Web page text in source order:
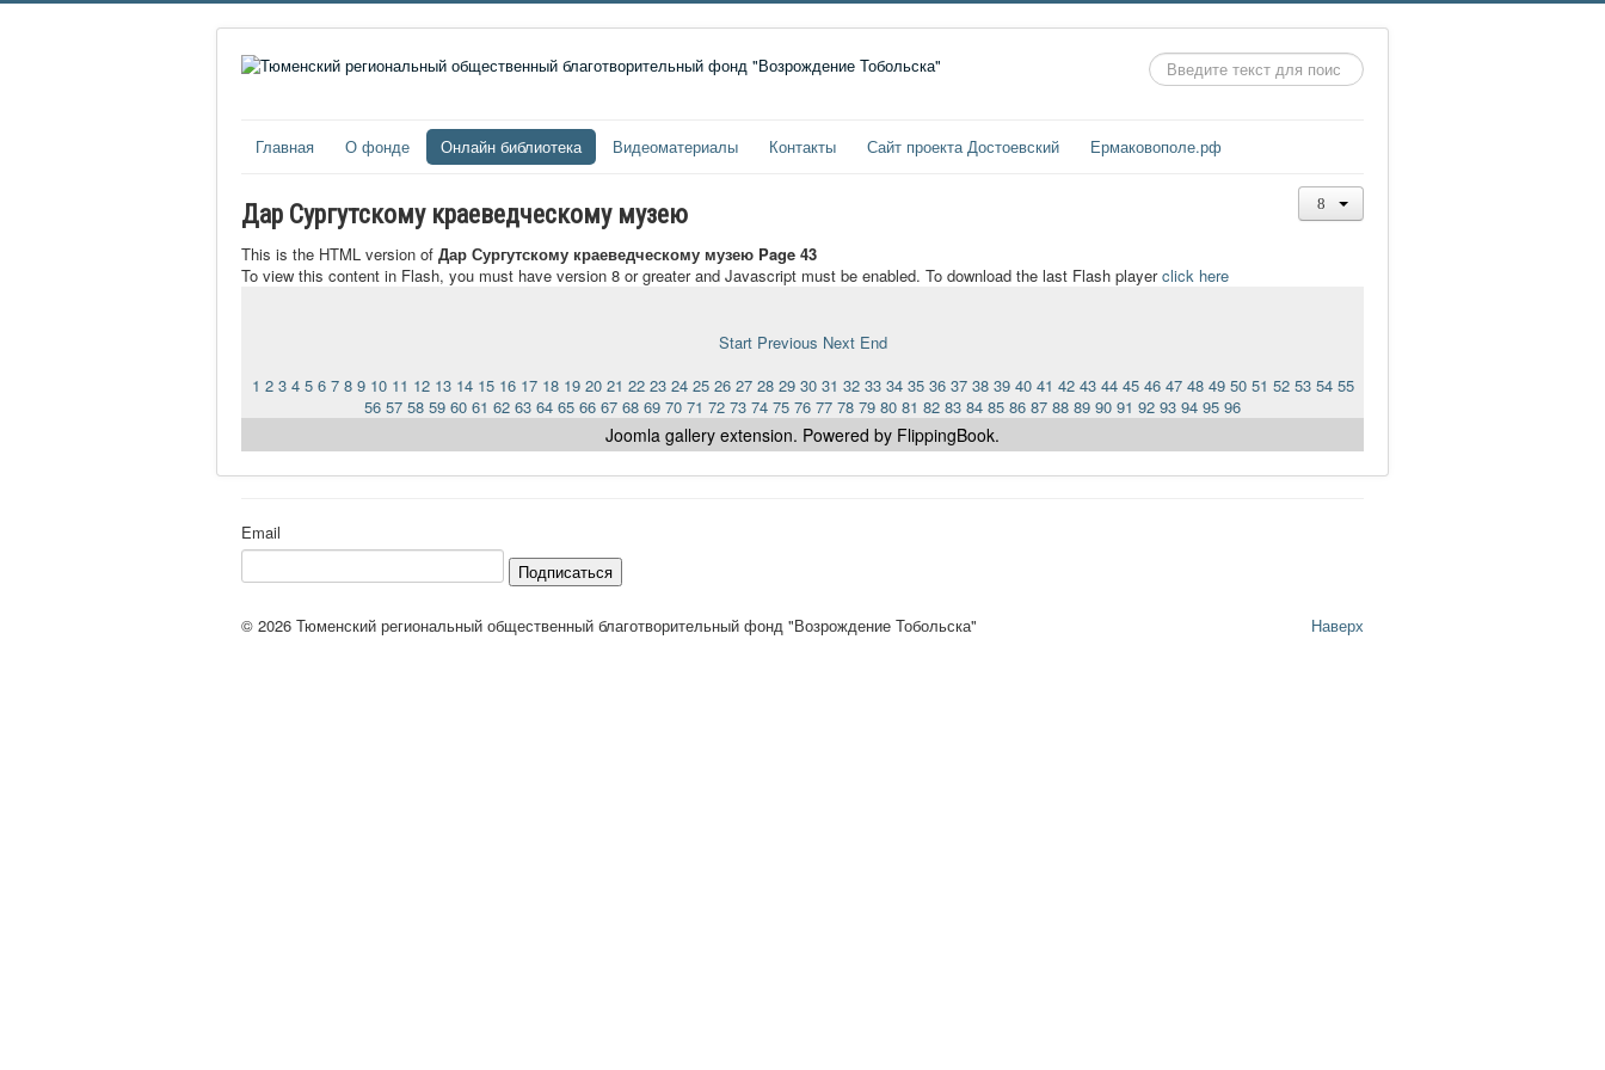
Искать...
Главная О фонде Онлайн библиотека Видеоматериалы Контакты Сайт проекта Достоевский Ермаковополе.рф
Дар Сургутскому краеведческому музею
This is the HTML version of Дар Сургутскому краеведческому музею Page 43
To view this content in Flash, you must have version 8 or greater and Javascript must be enabled. To download the last Flash playerclick here
Start Previous Next End
1 2 3 4 5 6 7 8 9 10 11 12 13 14 15 16 17 18 19 20 21 22 23 24 25 26 27 28 29 30 31 32 33 34 35 36 37 38 39 40 41 42 43 44 45 46 47 48 49 50 51 52 53 54 55
56 57 58 59 60 61 62 63 64 65 66 67 68 69 70 71 72 73 74 75 76 77 78 79 80 81 82 83 84 85 86 87 88 89 90 91 92 93 94 95 96
Joomla gallery extension. Powered by FlippingBook.
Email
Подписаться
Наверх
© 2026 Тюменский региональный общественный благотворительный фонд "Возрождение Тобольска"